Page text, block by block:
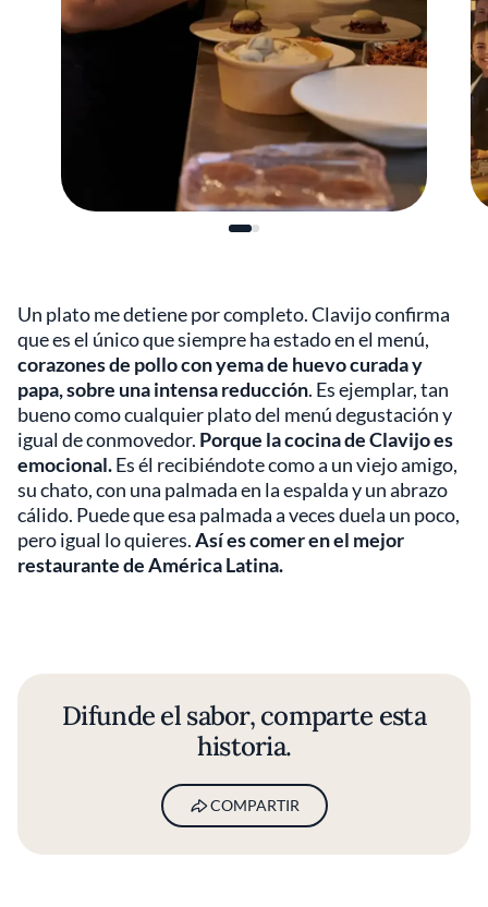
Un plato me detiene por completo. Clavijo confirma
que es el único que siempre ha estado en el menú,
corazones de pollo con yema de huevo curada y
papa, sobre una intensa reducción. Es ejemplar, tan
bueno como cualquier plato del menú degustación y
igual de conmovedor. Porque la cocina de Clavijo es
emocional.Es él recibiéndote como a un viejo amigo,
su chato, con una palmada en la espalda y un abrazo
cálido. Puede que esa palmada a veces duela un poco,
pero igual lo quieres.Así es comer en el mejor
restaurante de América Latina.
Difunde el sabor, comparte esta
historia.
COMPARTIR